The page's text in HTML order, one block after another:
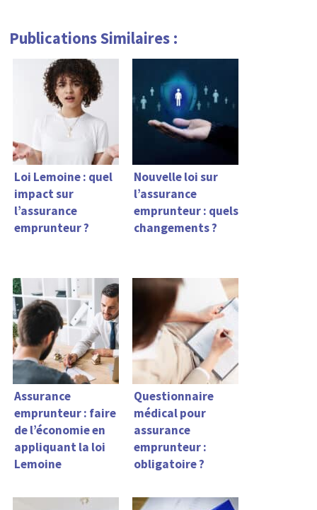
Publications Similaires :
Loi Lemoine : quel
impact sur
l’assurance
emprunteur ?
Nouvelle loi sur
l’assurance
emprunteur : quels
changements ?
Assurance
emprunteur : faire
de l’économie en
appliquant la loi
Lemoine
Questionnaire
médical pour
assurance
emprunteur :
obligatoire ?